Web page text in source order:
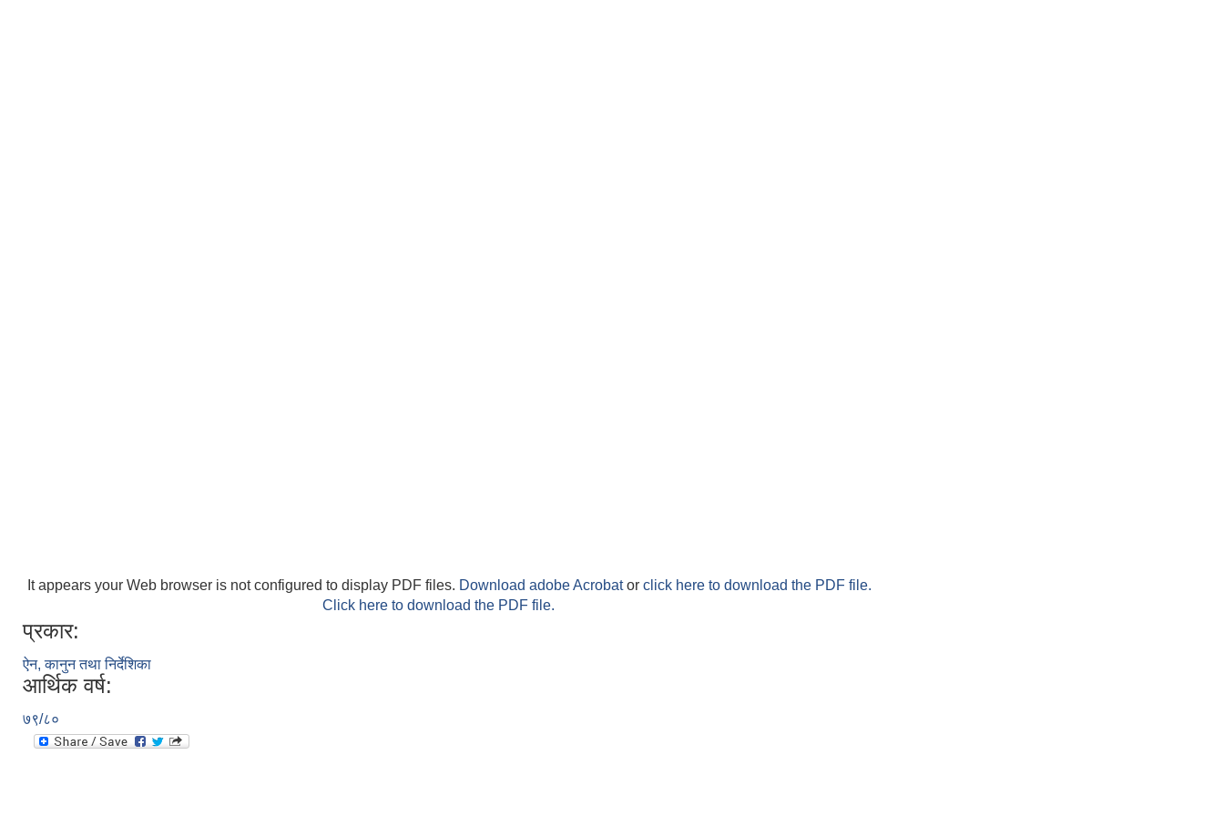
It appears your Web browser is not configured to display PDF files. Download adobe Acrobator click here to download the PDF file.
Click here to download the PDF file.
प्रकार:
ऐन, कानुन तथा निर्देशिका
आर्थिक वर्ष:
७९/८०